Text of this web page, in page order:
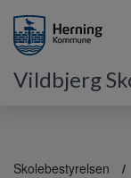
Vildbjerg
Skolebestyrelsen